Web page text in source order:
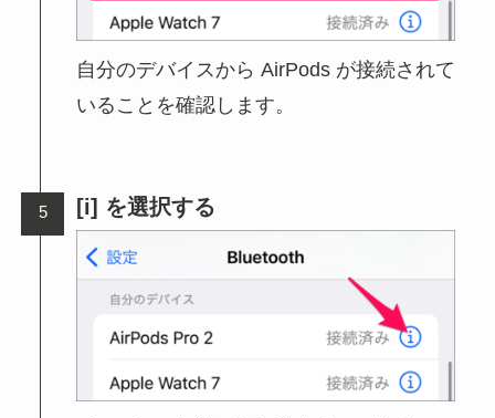
自分のデバイスから AirPods が接続されて
いることを確認します。
[i] を選択する